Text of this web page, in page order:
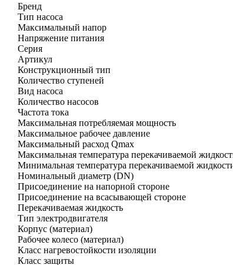
Бренд
Тип насоса
Максимальный напор
Напряжение питания
Серия
Артикул
Конструкционный тип
Количество ступеней
Вид насоса
Количество насосов
Частота тока
Максимальная потребляемая мощность
Максимальное рабочее давление
Максимальный расход Qmax
Максимальная температура перекачиваемой
Минимальная температура перекачиваемой
Номинальный диаметр (DN)
Присоединение на напорной стороне
Присоединение на всасывающей стороне
Перекачиваемая жидкость
Тип электродвигателя
Корпус (материал)
Рабочее колесо (материал)
Класс нагревостойкости изоляции
Класс защиты